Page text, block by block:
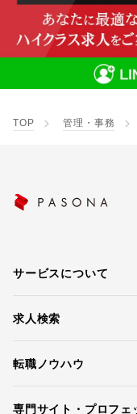
TOP 管理・事務
サービスについて
求人検索
転職ノウハウ
専門サイト・プロフェ